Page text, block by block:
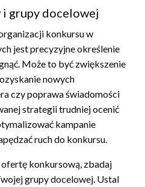
grupy docelowej
konkursu w
jest precyzyjne określenie
Może to być zwiększenie
nowych
czy poprawa świadomości
strategii trudniej ocenić
kampanie
ruch do konkursu.
konkursową, zbadaj
grupy docelowej. Ustal